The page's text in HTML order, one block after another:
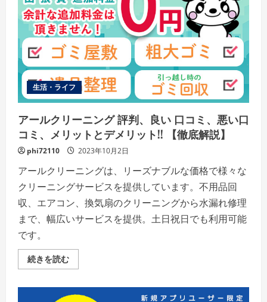
口
コ
ミ、
悪
い
口
コ
ミ、
メ
リ
ッ
ト
と
デ
メ
リ
ッ
ト!!
【徹
解
説】
の
詳
細
を
ご
だ
さ
生活・ライフ
アールクリーニング 評判、良い 口コミ、悪い口
コミ、メリットとデメリット!! 【徹底解説】
phi72110 2023年10月2日
アールクリーニングは、リーズナブルな価格で様々な
クリーニングサービスを提供しています。不用品回
収、エアコン、換気扇のクリーニングから水漏れ修理
まで、幅広いサービスを提供。土日祝日でも利用可能
です。
続きを読むア
ー
リ